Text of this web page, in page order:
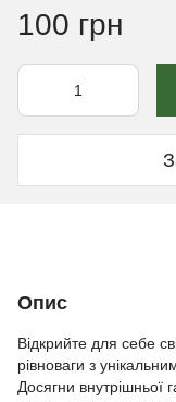
100 грн
Опис
Відкрийте для себе
рівноваги з
Досягни внутрішньої